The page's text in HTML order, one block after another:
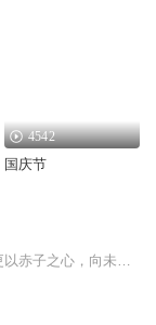
4542
国庆节